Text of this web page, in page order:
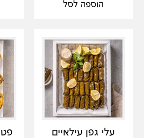
הוספה לסל
עלי גפן עילאיים